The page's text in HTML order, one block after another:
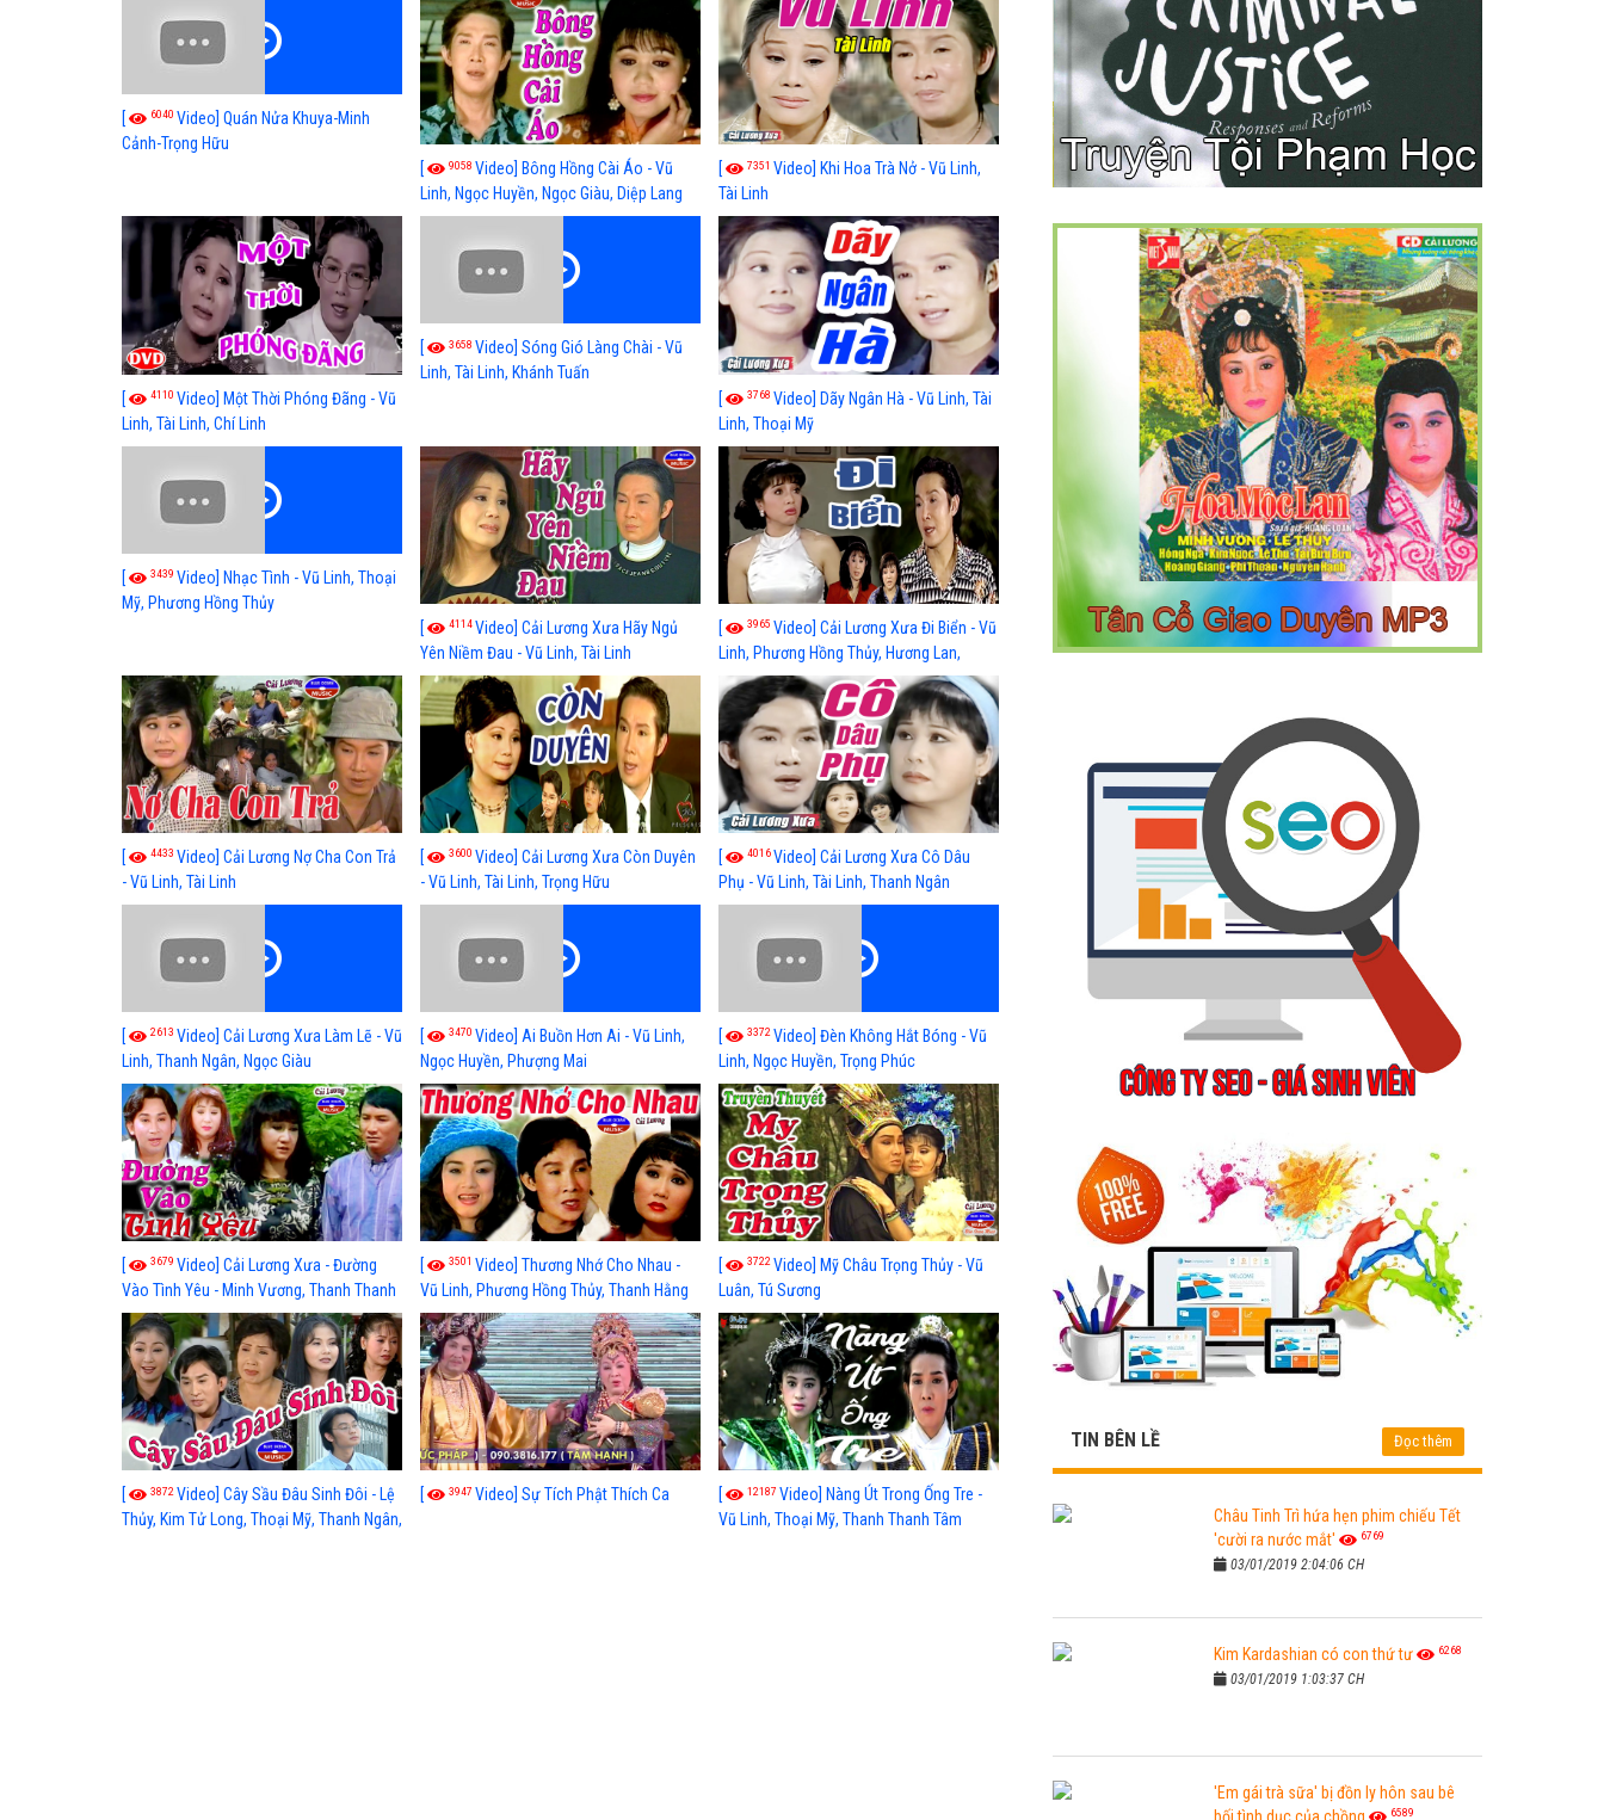
[ 6040 Video] Quán Nửa Khuya-Minh
Cảnh-Trọng Hữu
[
9058 Video] Bông Hồng Cài Áo - Vũ
Linh, Ngọc Huyền, Ngọc Giàu, Diệp Lang
[ 7351 Video] Khi Hoa Trà Nở - Vũ Linh,
Tài Linh
[ 4110 Video] Một Thời Phóng Đãng - Vũ
Linh, Tài Linh, Chí Linh
[ 3658 Video] Sóng Gió Làng Chài - Vũ
Linh, Tài Linh, Khánh Tuấn
[
3768 Video] Dãy Ngân Hà - Vũ Linh, Tài
Linh, Thoại Mỹ
[ 3439 Video] Nhạc Tình - Vũ Linh, Thoại
Mỹ, Phương Hồng Thủy
[
4114Video] Cải Lương Xưa Hãy Ngủ
Yên Niềm Đau - Vũ Linh, Tài Linh
[ 3965 Video] Cải Lương Xưa Đi Biển - Vũ
Linh, Phương Hồng Thủy, Hương Lan,
Thanh Hằng
[ 4433 Video] Cải Lương Nợ Cha Con Trả
- Vũ Linh, Tài Linh
[ 3600 Video] Cải Lương Xưa Còn Duyên
- Vũ Linh, Tài Linh, Trọng Hữu
[ 4016Video] Cải Lương Xưa Cô Dâu
Phụ - Vũ Linh, Tài Linh, Thanh Ngân
[ 2613 Video] Cải Lương Xưa Làm Lẽ - Vũ
Linh, Thanh Ngân, Ngọc Giàu
[ 3470 Video] Ai Buồn Hơn Ai - Vũ Linh,
Ngọc Huyền, Phượng Mai
[ 3372 Video] Đèn Không Hắt Bóng - Vũ
Linh, Ngọc Huyền, Trọng Phúc
[ 3679 Video] Cải Lương Xưa - Đường
Vào Tình Yêu - Minh Vương, Thanh Thanh
Tâm, Kim Tử Long, Thoại Mỹ, Thanh Ngân
[ 3501 Video] Thương Nhớ Cho Nhau -
Vũ Linh, Phương Hồng Thủy, Thanh Hằng
[ 3722Video] Mỹ Châu Trọng Thủy - Vũ
Luân, Tú Sương
[ 3872 Video] Cây Sầu Đâu Sinh Đôi - Lệ
Thủy, Kim Tử Long, Thoại Mỹ, Thanh Ngân,
[ 3947 Video] Sự Tích Phật Thích Ca [ 12187 Video] Nàng Út Trong Ống Tre -
Vũ Linh, Thoại Mỹ, Thanh Thanh Tâm
TIN BÊN LỀ Đọc thêm
Châu Tinh Trì hứa hẹn phim chiếu Tết
'cười ra nước mắt'
6769
03/01/2019 2:04:06 CH
Kim Kardashian có con thứ tư 6268
03/01/2019 1:03:37 CH
'Em gái trà sữa' bị đồn ly hôn sau bê
6589